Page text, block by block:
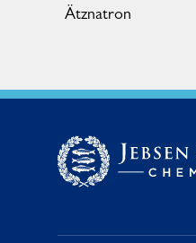
Ätznatron